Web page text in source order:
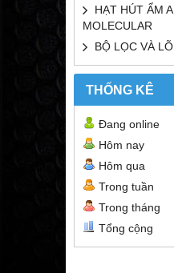
HẠT HÚT ẨM
MOLECULAR
BỘ LỌC VÀ
THỐNG KÊ
Đang online
Hôm nay
Hôm qua
Trong tuần
Trong tháng
Tổng cộng